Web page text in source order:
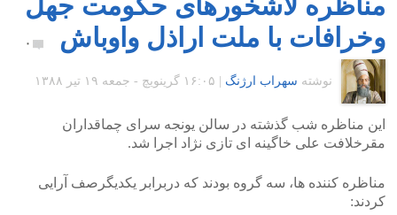
وخرافات با ملت اراذل واوباش
۰
نوشته سهراب ارژنگ ۱۶:۰۵ گرينويچ - جمعه ۱۹ تیر ۱۳۸۸
این مناظره شب گذشته در سالن یونجه سرای چماقداران
مقرخلافت علی خاگینه ای تازی نژاد اجرا شد.
مناظره کننده ها، سه گروه بودند که دربرابر یکدیگرصف آرایی
کردند: